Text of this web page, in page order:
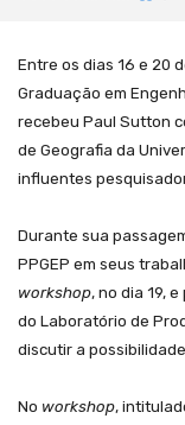
Entre os dias 16 e 20
Graduação em
recebeu Paul Sutton
de Geografia da
influentes
Durante sua
PPGEP em seus
workshop, no dia 19,
do Laboratório de
discutir a
No workshop,